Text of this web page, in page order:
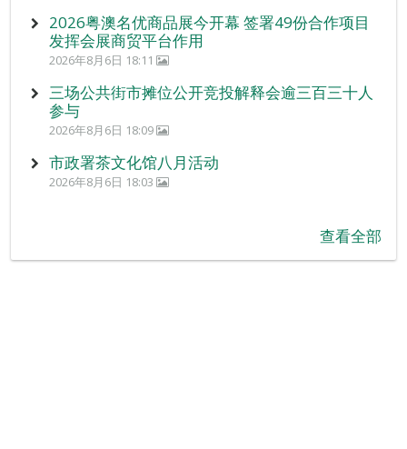
2026粤澳名优商品展今开幕 签署49份合作项目
发挥会展商贸平台作用
2026年8月6日 18:11
三场公共街市摊位公开竞投解释会逾三百三十人
参与
2026年8月6日 18:09
市政署茶文化馆八月活动
2026年8月6日 18:03
查看全部